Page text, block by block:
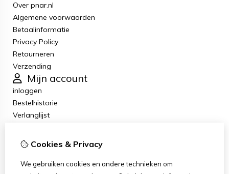
Over pnar.nl
Algemene voorwaarden
Betaalinformatie
Privacy Policy
Retourneren
Verzending
Mijn account
inloggen
Bestelhistorie
Verlanglijst
Klantenservice
Retourneren
Cookies & Privacy
We gebruiken cookies en andere technieken om